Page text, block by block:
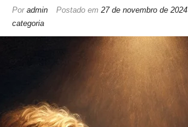
Por admin Postado em 27 de novembro de 2024
categoria